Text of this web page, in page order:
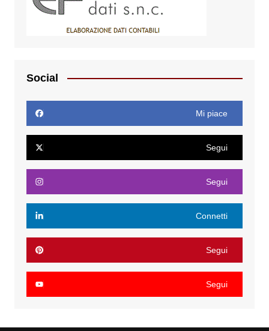
Social
Mi piace
Segui
Segui
Connetti
Segui
Segui